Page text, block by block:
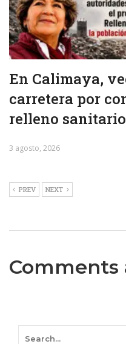
En Calimaya,
carretera por
relleno
3 agosto, 2026
PREV NEXT
Comments